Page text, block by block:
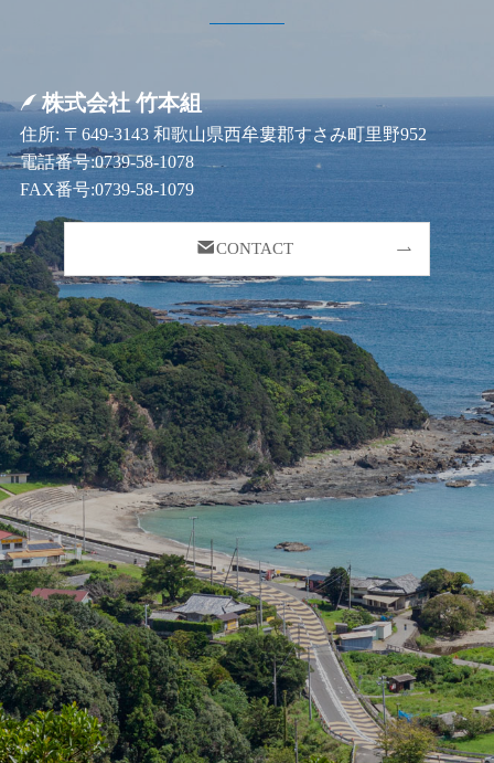
株式会社 竹本組
住所: 〒649-3143 和歌山県西牟婁郡すさみ町里野952
電話番号:0739-58-1078
FAX番号:0739-58-1079
CONTACT